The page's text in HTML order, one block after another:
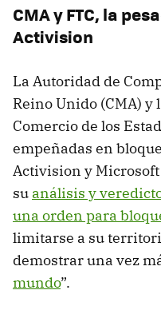
CMA y FTC, la
Activision
La Autoridad de
Reino Unido (CMA) y
Comercio de los
empeñadas en
Activision y Microsoft
su análisis y
una orden para
limitarse a su
demostrar una vez
mundo”.